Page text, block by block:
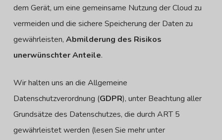
dem Gerät, um eine gemeinsame Nutzung der Cloud zu
vermeiden und die sichere Speicherung der Daten zu
gewährleisten, Abmilderung des Risikos
unerwünschter Anteile.
Wir halten uns an die Allgemeine
Datenschutzverordnung (GDPR), unter Beachtung aller
Grundsätze des Datenschutzes, die durch ART 5
gewährleistet werden (lesen Sie mehr unter